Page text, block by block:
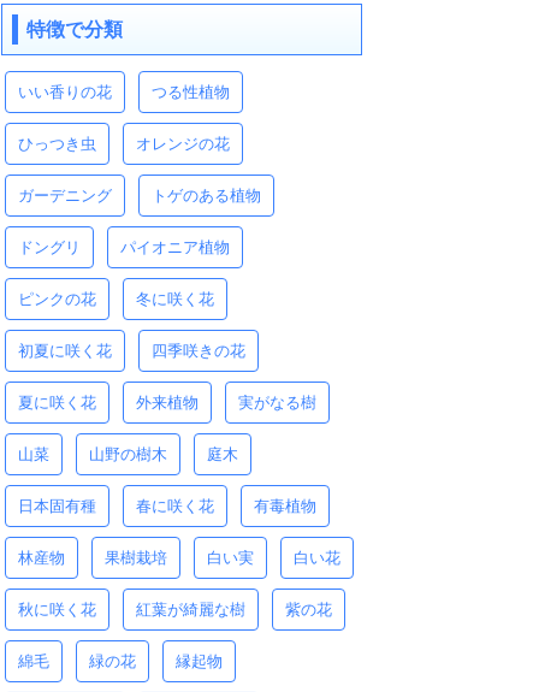
特徴で分類
いい香りの花 つる性植物
ひっつき虫 オレンジの花
ガーデニング トゲのある植物
ドングリ パイオニア植物
ピンクの花 冬に咲く花
初夏に咲く花 四季咲きの花
夏に咲く花 外来植物 実がなる樹
山菜 山野の樹木 庭木
日本固有種 春に咲く花 有毒植物
林産物 果樹栽培 白い実 白い花
秋に咲く花 紅葉が綺麗な樹 紫の花
綿毛 緑の花 縁起物